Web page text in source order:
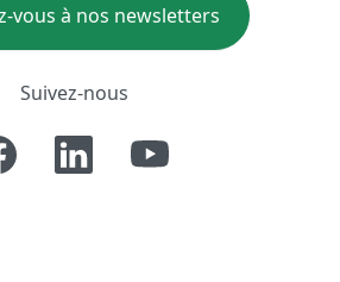
vous à nos newsletters
Suivez-nous